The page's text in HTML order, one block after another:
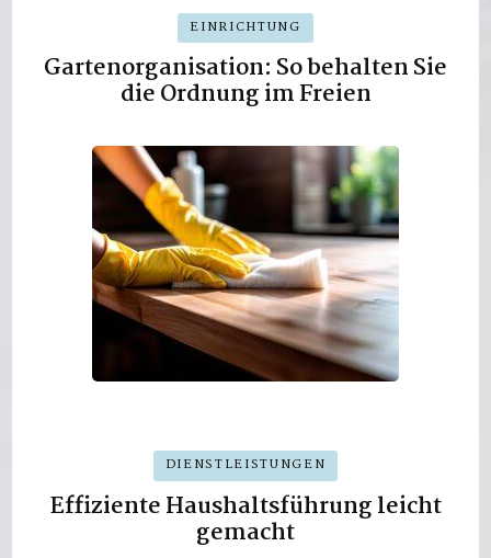
EINRICHTUNG
Gartenorganisation: So behalten Sie
die Ordnung im Freien
DIENSTLEISTUNGEN
Effiziente Haushaltsführung leicht
gemacht